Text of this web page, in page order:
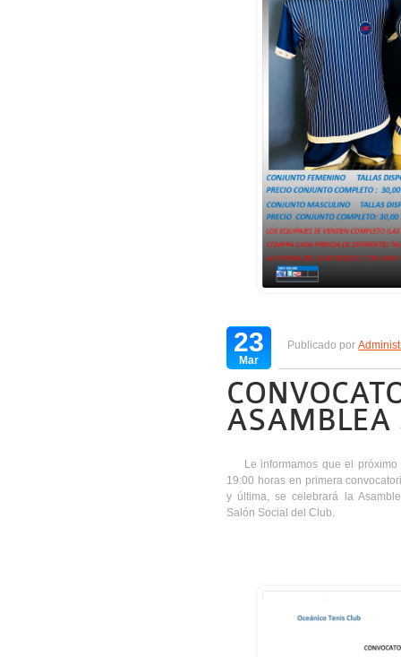
23
Mar
Publicado por
ASAMBLEA
Le informamos que el
19:00 horas en primera
y última, se celebrará la
Salón Social del Club.